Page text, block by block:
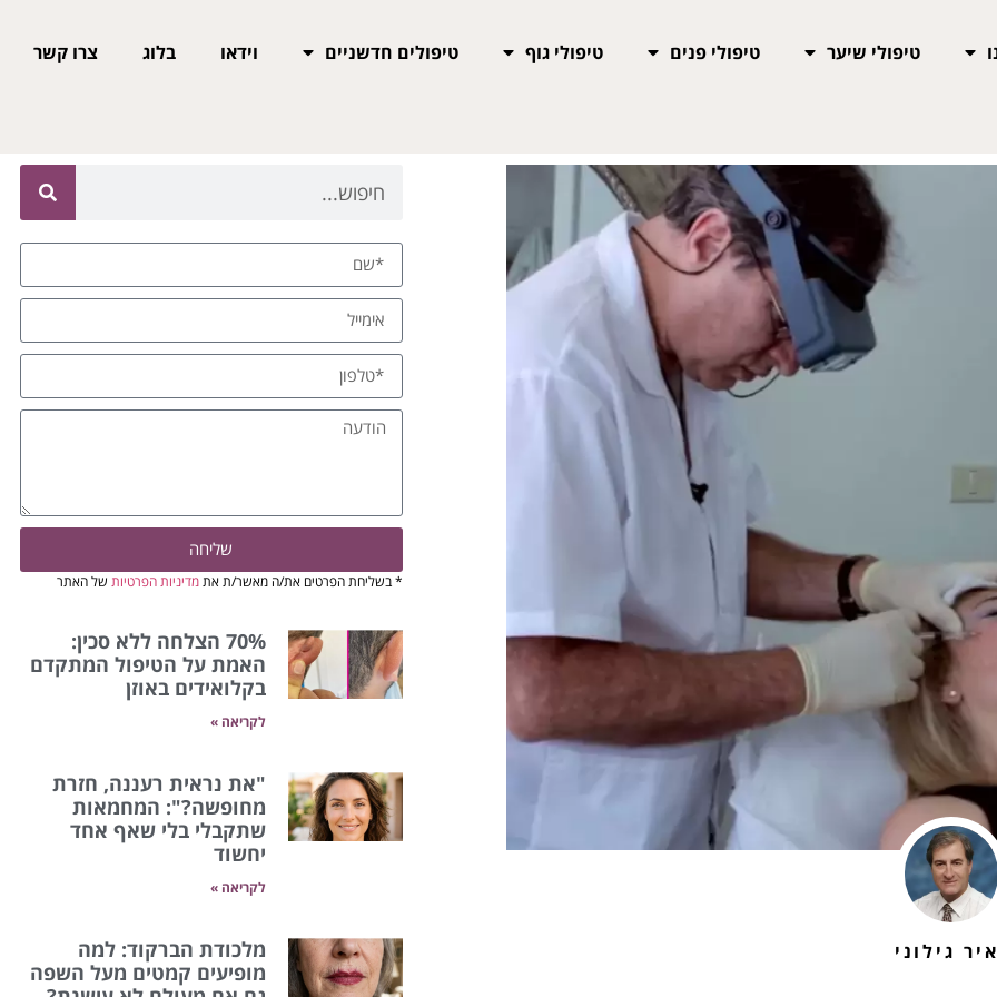
טיפולי שיער טיפולי פנים טיפולי גוף טיפולים חדשניים וידאו בלוג צרו קשר
גילוני
שליחה
* בשליחת הפרטים את/ה מאשר/ת אתמדיניות הפרטיותשל האתר
70% הצלחה ללא סכין:
האמת על הטיפול המתקדם
בקלואידים באוזן
לקריאה »
"את נראית רעננה, חזרת
מחופשה?": המחמאות
שתקבלי בלי שאף אחד
יחשוד
לקריאה »
מלכודת הברקוד: למה
מופיעים קמטים מעל השפה